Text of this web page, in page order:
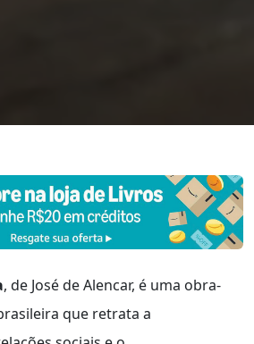
, de José de Alencar, é uma obra-
que retrata a